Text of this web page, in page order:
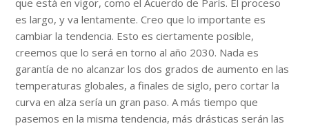
es largo, y va lentamente. Creo que lo importante es
cambiar la tendencia. Esto es ciertamente posible,
creemos que lo será en torno al año 2030. Nada es
garantía de no alcanzar los dos grados de aumento en las
temperaturas globales, a finales de siglo, pero cortar la
curva en alza sería un gran paso. A más tiempo que
pasemos en la misma tendencia, más drásticas serán las